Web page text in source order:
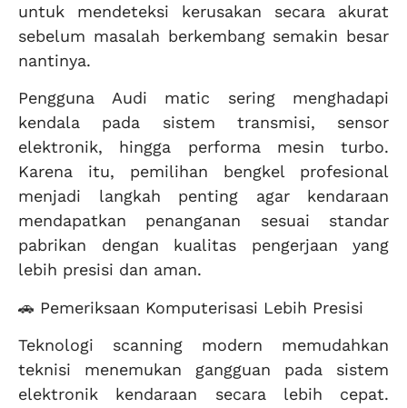
untuk mendeteksi kerusakan secara akurat
sebelum masalah berkembang semakin besar
nantinya.
Pengguna Audi matic sering menghadapi
kendala pada sistem transmisi, sensor
elektronik, hingga performa mesin turbo.
Karena itu, pemilihan bengkel profesional
menjadi langkah penting agar kendaraan
mendapatkan penanganan sesuai standar
pabrikan dengan kualitas pengerjaan yang
lebih presisi dan aman.
🚗 Pemeriksaan Komputerisasi Lebih Presisi
Teknologi scanning modern memudahkan
teknisi menemukan gangguan pada sistem
elektronik kendaraan secara lebih cepat.